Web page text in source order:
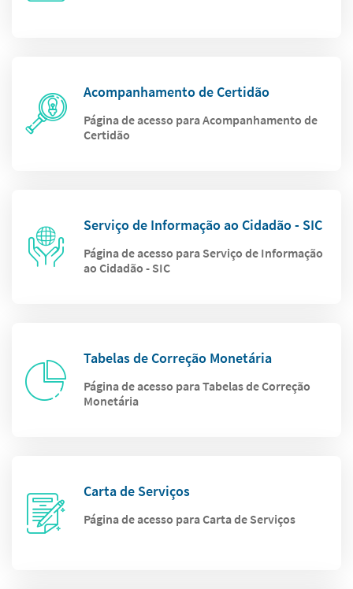
Acompanhamento de Certidão
Página de acesso para Acompanhamento de
Certidão
Serviço de Informação ao Cidadão - SIC
Página de acesso para Serviço de Informação
ao Cidadão - SIC
Tabelas de Correção Monetária
Página de acesso para Tabelas de Correção
Monetária
Carta de Serviços
Página de acesso para Carta de Serviços